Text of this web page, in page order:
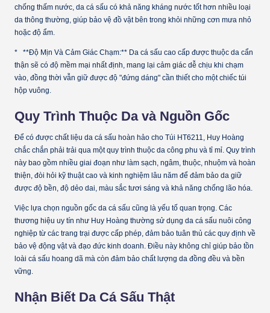
chống thấm nước, da cá sấu có khả năng kháng nước tốt hơn nhiều loại
da thông thường, giúp bảo vệ đồ vật bên trong khỏi những cơn mưa nhỏ
hoặc độ ẩm.
* **Độ Mịn Và Cảm Giác Chạm:** Da cá sấu cao cấp được thuộc da cẩn
thận sẽ có độ mềm mại nhất định, mang lại cảm giác dễ chịu khi chạm
vào, đồng thời vẫn giữ được độ "đứng dáng" cần thiết cho một chiếc túi
hộp vuông.
Quy Trình Thuộc Da và Nguồn Gốc
Để có được chất liệu da cá sấu hoàn hảo cho Túi HT6211, Huy Hoàng
chắc chắn phải trải qua một quy trình thuộc da công phu và tỉ mỉ. Quy trình
này bao gồm nhiều giai đoạn như làm sạch, ngâm, thuộc, nhuộm và hoàn
thiện, đòi hỏi kỹ thuật cao và kinh nghiệm lâu năm để đảm bảo da giữ
được độ bền, độ dẻo dai, màu sắc tươi sáng và khả năng chống lão hóa.
Việc lựa chọn nguồn gốc da cá sấu cũng là yếu tố quan trọng. Các
thương hiệu uy tín như Huy Hoàng thường sử dụng da cá sấu nuôi công
nghiệp từ các trang trại được cấp phép, đảm bảo tuân thủ các quy định về
bảo vệ động vật và đạo đức kinh doanh. Điều này không chỉ giúp bảo tồn
loài cá sấu hoang dã mà còn đảm bảo chất lượng da đồng đều và bền
vững.
Nhận Biết Da Cá Sấu Thật